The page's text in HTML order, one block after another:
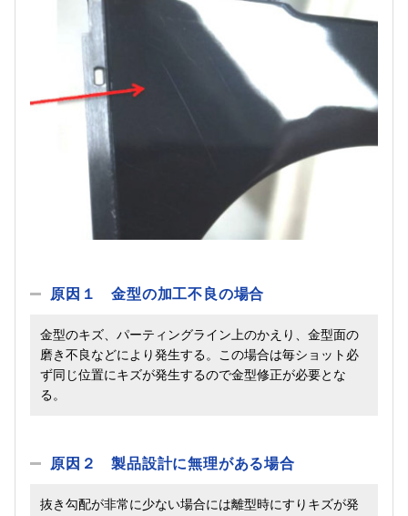
原因１ 金型の加工不良の場合
金型のキズ、パーティングライン上のかえり、金型面の
磨き不良などにより発生する。この場合は毎ショット必
ず同じ位置にキズが発生するので金型修正が必要とな
る。
原因２ 製品設計に無理がある場合
抜き勾配が非常に少ない場合には離型時にすりキズが発